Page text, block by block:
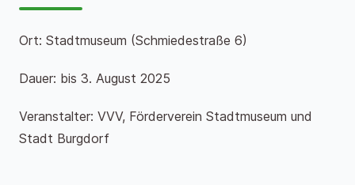
Ort: Stadtmuseum (Schmiedestraße 6)
Dauer: bis 3. August 2025
Veranstalter: VVV, Förderverein Stadtmuseum und
Stadt Burgdorf